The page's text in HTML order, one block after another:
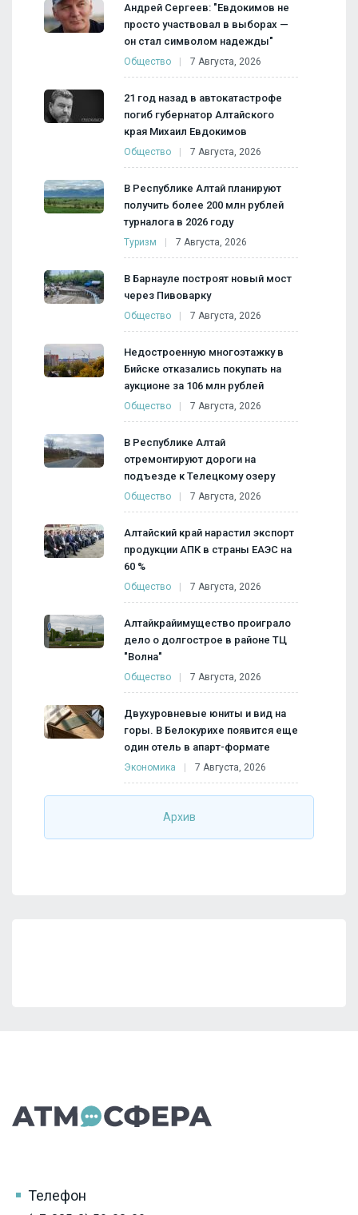
Андрей Сергеев: "Евдокимов не
просто участвовал в выборах —
он стал символом надежды"
Общество 7 Августа, 2026
21 год назад в автокатастрофе
погиб губернатор Алтайского
края Михаил Евдокимов
Общество 7 Августа, 2026
В Республике Алтай планируют
получить более 200 млн рублей
турналога в 2026 году
Туризм 7 Августа, 2026
В Барнауле построят новый мост
через Пивоварку
Общество 7 Августа, 2026
Недостроенную многоэтажку в
Бийске отказались покупать на
аукционе за 106 млн рублей
Общество 7 Августа, 2026
В Республике Алтай
отремонтируют дороги на
подъезде к Телецкому озеру
Общество 7 Августа, 2026
Алтайский край нарастил экспорт
продукции АПК в страны ЕАЭС на
60 %
Общество 7 Августа, 2026
Алтайкрайимущество проиграло
дело о долгострое в районе ТЦ
"Волна"
Общество 7 Августа, 2026
Двухуровневые юниты и вид на
горы. В Белокурихе появится еще
один отель в апарт-формате
Экономика 7 Августа, 2026
Архив
Телефон